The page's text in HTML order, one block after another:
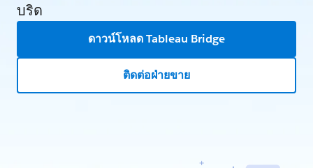
บริด
ดาวน์โหลด Tableau Bridge
ติดต่อฝ่ายขาย